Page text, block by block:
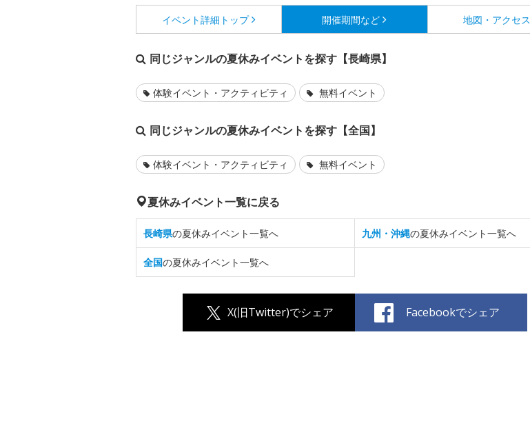
イベント詳細 トップ 開催期間など 地図・アクセス
同じジャンルの夏休みイベントを探す【長崎県】
体験イベント・アクティビティ 無料イベント
同じジャンルの夏休みイベントを探す【全国】
体験イベント・アクティビティ 無料イベント
夏休みイベント一覧に戻る
長崎県の夏休みイベント一覧へ 九州・沖縄の夏休みイベント一覧へ
全国の夏休みイベント一覧へ
X(旧Twitter)でシェア Facebookでシェア